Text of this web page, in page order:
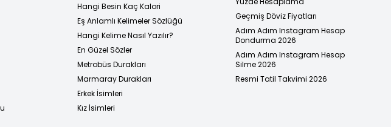
Hangi Besin Kaç Kalori
Eş Anlamlı Kelimeler Sözlüğü
Hangi Kelime Nasıl Yazılır?
En Güzel Sözler
Metrobüs Durakları
Marmaray Durakları
Erkek İsimleri
Kız İsimleri
Geçmiş Döviz Fiyatları
Adım Adım Instagram Hesap
Dondurma 2026
Adım Adım Instagram Hesap
Silme 2026
Resmi Tatil Takvimi 2026